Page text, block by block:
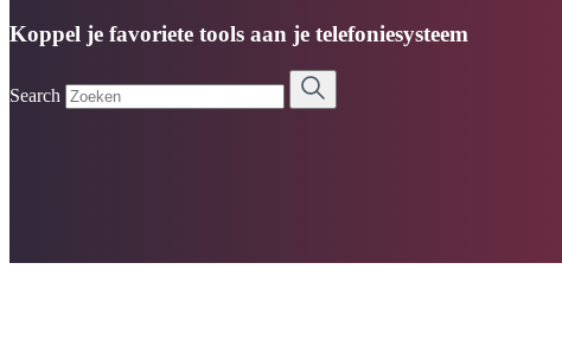
Koppel je favoriete tools aan je telefoniesysteem
Search